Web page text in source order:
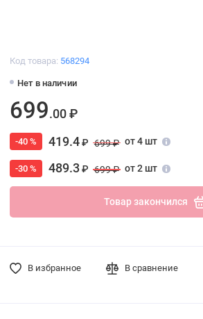
Код товара: 568294
Нет в наличии
699.00 ₽
-40 % 419.4₽ 699 ₽ от 4 шт
-30 % 489.3₽ 699 ₽ от 2 шт
Товар закончился
В избранное В сравнение